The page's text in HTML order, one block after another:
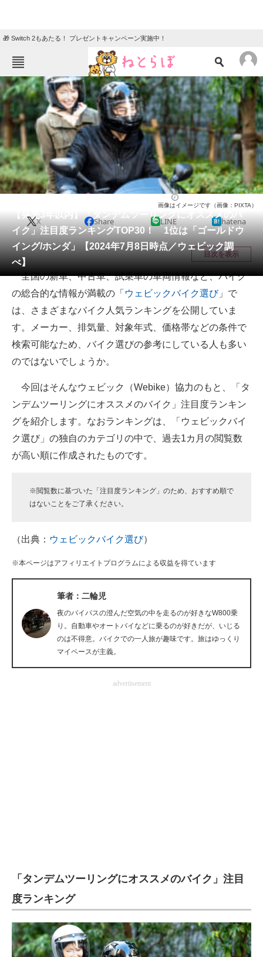
🎁 Switch 2もあたる！ プレゼントキャンペーン実施中！
ねとらぼメニュー
TOP ニュース
エンタメ クイズ
グルメ 地域
住まい 教育・育児
動物 リサーチ
メディア
ITの今と未来を見通す
スマホと通信の最新トレンド
進化するPCとデバイスの未来
好きが集まる 比べて選べる
ビジネスと働き方のヒント
企業ITのトレンドを詳説
マーケ×ITの今がよく分かる
企業向けIT製品の総合サイト
IT製品の技術・比較・事例
製造業のIT導入・活用を支援
モノづくり技術者専門サイト
エレクトロニクス専門サイト
電子設計の基本と応用
【発売3年以内】「タンデムツーリングにオススメのバ
イク」注目度ランキングTOP30！ 1位は「ゴールドウ
イング/ホンダ」【2024年7月8日時点／ウェビック調
べ】
画像はイメージです（画像：PIXTA）
X Share LINE hatena
目次を表示
全国の新車、中古車、試乗車の車両情報など、バイク
の総合的な情報が満載の「 ウェビックバイク選び」で
は、さまざまなバイク人気ランキングを公開していま
す。メーカー、排気量、対象年式、価格帯などの条件で
検索可能なため、バイク選びの参考にしている人も多い
のではないでしょうか。
今回はそんなウェビック（Webike）協力のもと、「タ
ンデムツーリングにオススメのバイク」注目度ランキン
グを紹介します。なおランキングは、「ウェビックバイ
ク選び」の独自のカテゴリの中で、過去1カ月の閲覧数
が高い順に作成されたものです。
※閲覧数に基づいた「注目度ランキング」のため、おすすめ順で
はないことをご了承ください。
（出典： ウェビックバイク選び）
※本ページはアフィリエイトプログラムによる収益を得ています
筆者：二輪児
夜のバイパスの澄んだ空気の中を走るのが好きなW800乗
り。自動車やオートバイなどに乗るのが好きだが、いじる
のは不得意。バイクでの一人旅が趣味です。旅はゆっくり
マイペースが主義。
advertisement
「タンデムツーリングにオススメのバイク」注目
度ランキング